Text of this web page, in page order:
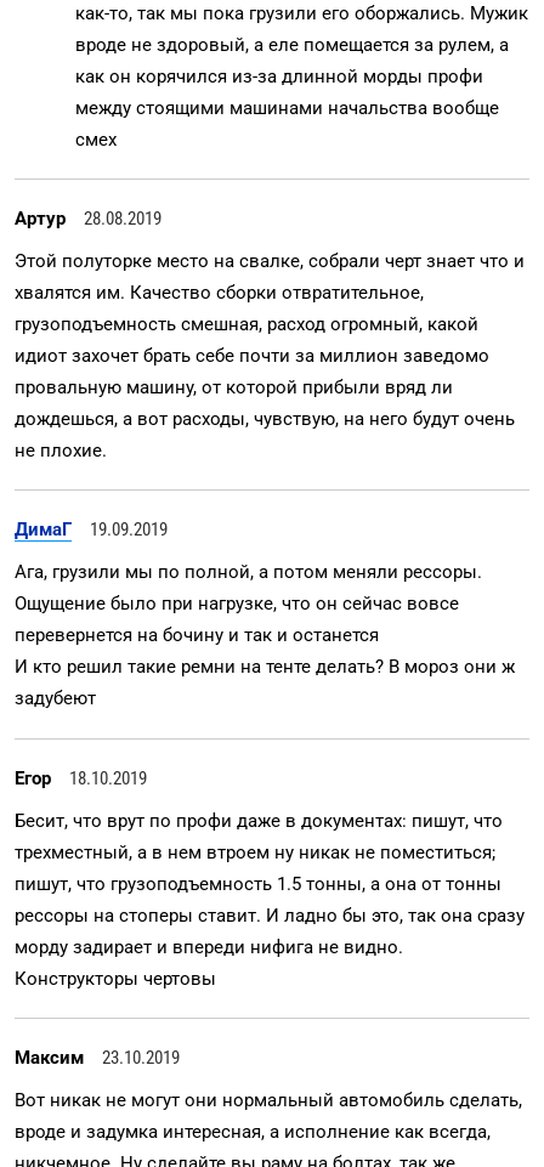
как-то, так мы пока грузили его оборжались. Мужик
вроде не здоровый, а еле помещается за рулем, а
как он корячился из-за длинной морды профи
между стоящими машинами начальства вообще
смех
Артур
28.08.2019
Этой полуторке место на свалке, собрали черт знает что и
хвалятся им. Качество сборки отвратительное,
грузоподъемность смешная, расход огромный, какой
идиот захочет брать себе почти за миллион заведомо
провальную машину, от которой прибыли вряд ли
дождешься, а вот расходы, чувствую, на него будут очень
не плохие.
ДимаГ
19.09.2019
Ага, грузили мы по полной, а потом меняли рессоры.
Ощущение было при нагрузке, что он сейчас вовсе
перевернется на бочину и так и останется
И кто решил такие ремни на тенте делать? В мороз они ж
задубеют
Егор
18.10.2019
Бесит, что врут по профи даже в документах: пишут, что
трехместный, а в нем втроем ну никак не поместиться;
пишут, что грузоподъемность 1.5 тонны, а она от тонны
рессоры на стоперы ставит. И ладно бы это, так она сразу
морду задирает и впереди нифига не видно.
Конструкторы чертовы
Максим
23.10.2019
Вот никак не могут они нормальный автомобиль сделать,
вроде и задумка интересная, а исполнение как всегда,